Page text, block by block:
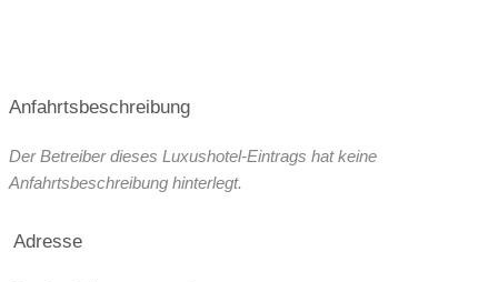
Anfahrtsbeschreibung
Der Betreiber dieses Luxushotel-Eintrags hat keine
Anfahrtsbeschreibung hinterlegt.
Adresse